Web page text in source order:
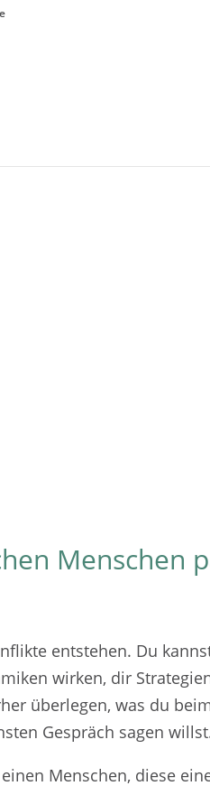
Menschen
entstehen. Du
wirken, dir
überlegen, was du
Gespräch sagen
Menschen, diese